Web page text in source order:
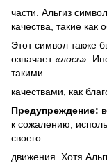
части. Альгиз
качества, такие как
Этот символ также
означает«лось» .
такими
качествами, как
Предупреждение:
к сожалению,
своего
движения. Хотя